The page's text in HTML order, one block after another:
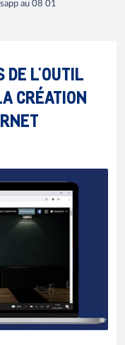
au 08 01
DE L'OUTIL
CRÉATION